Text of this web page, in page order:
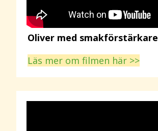
Oliver med smakförstärkare
Läs mer om filmen här >>